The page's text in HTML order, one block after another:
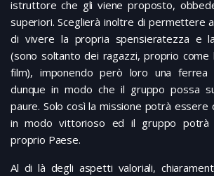
istruttore che gli viene proposto,
superiori. Sceglierà inoltre di permettere
di vivere la propria spensieratezza e
(sono soltanto dei ragazzi, proprio come
film), imponendo però loro una ferrea
dunque in modo che il gruppo possa
paure. Solo così la missione potrà
in modo vittorioso ed il gruppo potrà
proprio Paese.
Al di là degli aspetti valoriali,